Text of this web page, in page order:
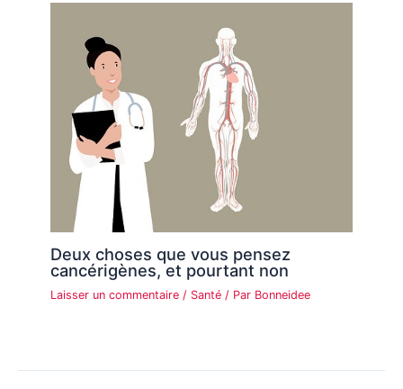
Deux choses que vous pensez
cancérigènes, et pourtant non
Laisser un commentaire / Santé / Par Bonneidee